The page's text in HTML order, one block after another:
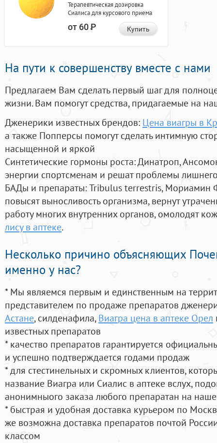
Терапевтическая дозировка
Сиалиса для курсового приема
от 60Р Купить
На пути к совершенству вместе с нами
Предлагаем Вам сделать первый шаг для
жизни. Вам помогут средства, придагаемые на
Дженерики известных брендов: Цена виагры в
а также Попперсы помогут сделать интимную
насыщенной и яркой
Синтетические гормоны роста: Динатроп,
энергии спортсменам и решат проблемы
БАДы и препараты:Tribulus terrestris, Мориамин
повысят выносливость организма, вернут
работу многих внутренних органов, омолодят
лису в аптеке.
Несколько причино объясняющих
именно у нас?
* Мы являемся первым и единственным на
представителем по продаже препаратов
Астане, силденафила, Виагра цена в аптеке Орел
известных препаратов
* качество препаратов гарантируется
и успешно подтверждается годами продаж
* для стестинельных и скромных клиентов,
название Виагра или Сиалис в аптеке вслух,
анонимныого заказа любого препаратан на
* быстрая и удобная доставка курьером по
же возможна доставка препаратов почтой
классом